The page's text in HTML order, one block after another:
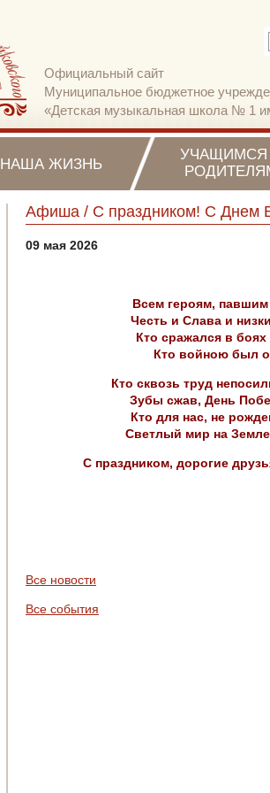
Официальный сайт
Муниципальное бюджетное
«Детская музыкальная школа № 1
НАША ЖИЗНЬ
УЧАЩИМСЯ
Афиша / С праздником! С Днем
09 мая 2026
Всем героям,
Честь и Слава и
Кто сражался в
Кто войною был
Кто сквозь труд
Зубы сжав, День
Кто для нас, не
Светлый мир на
С праздником, дорогие
Все новости
Все события